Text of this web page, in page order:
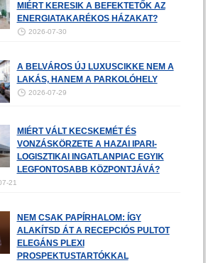
MIÉRT KERESIK A BEFEKTETŐK AZ
ENERGIATAKARÉKOS HÁZAKAT?
2026-07-30
A BELVÁROS ÚJ LUXUSCIKKE NEM A
LAKÁS, HANEM A PARKOLÓHELY
2026-07-29
MIÉRT VÁLT KECSKEMÉT ÉS
VONZÁSKÖRZETE A HAZAI IPARI-
LOGISZTIKAI INGATLANPIAC EGYIK
LEGFONTOSABB KÖZPONTJÁVÁ?
21
NEM CSAK PAPÍRHALOM: ÍGY
ALAKÍTSD ÁT A RECEPCIÓS PULTOT
ELEGÁNS PLEXI
PROSPEKTUSTARTÓKKAL